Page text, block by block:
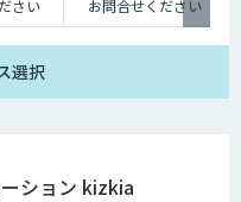
さい お問合せください
選択
ション kizkia